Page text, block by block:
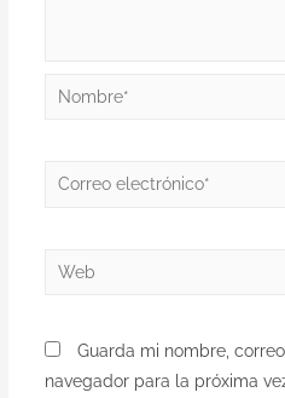
Guarda mi nombre,
navegador para la próxima